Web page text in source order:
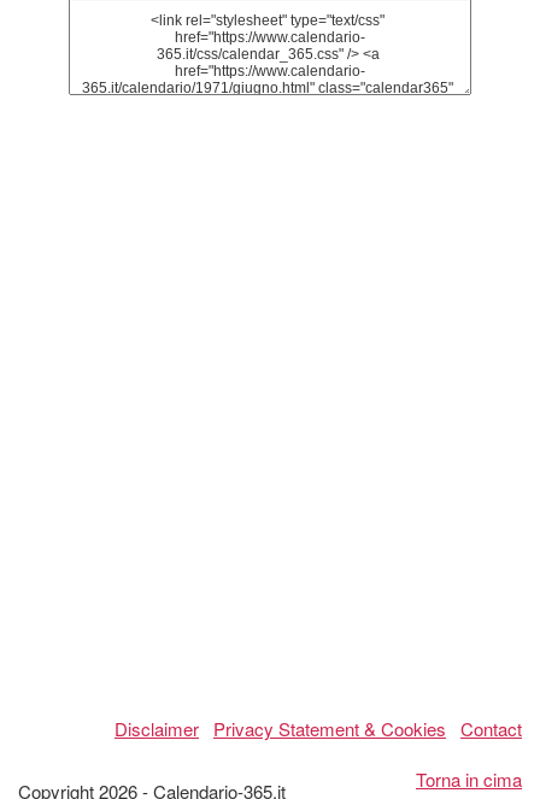
Disclaimer Privacy Statement & Cookies
Contact
Torna in cima
Copyright 2026 - Calendario-365.it